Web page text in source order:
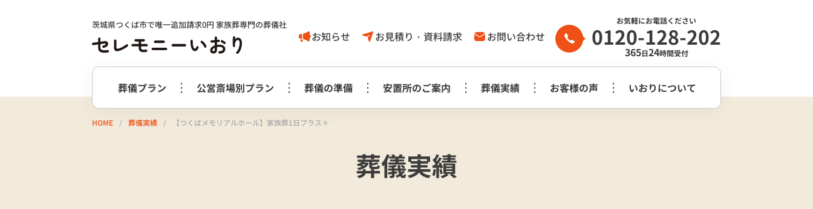
茨城県つくば市で唯一追加請求0円 家族葬専門の葬儀社
お知らせ お見積り・資料請求 お問い合わせ
お気軽にお電話ください
0120-128-202
365日24時間受付
葬儀プラン
家族葬1日プラン
白木祭壇プラン
公営斎場別プラン
つくばメモリアルホール
葬儀の準備
葬儀の豆知識
安置所のご案内 葬儀実績 お客様の声 いおりについて
葬儀に対する
考え方
HOME 葬儀実績 【つくばメモリアルホール】家族葬1日プラス＋
葬儀実績